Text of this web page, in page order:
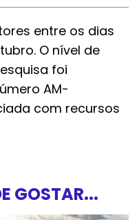
entre os dias
O nível de
foi
AM-
com recursos
GOSTAR...